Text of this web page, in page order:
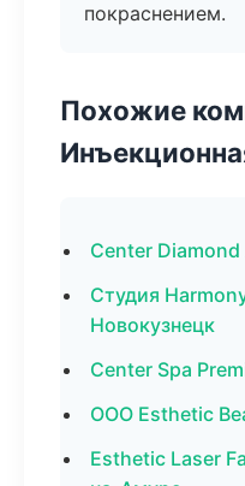
покраснением.
Похожие
Center
Студия
Новокузнецк
Center Spa
ООО Esthetic
Esthetic Laser